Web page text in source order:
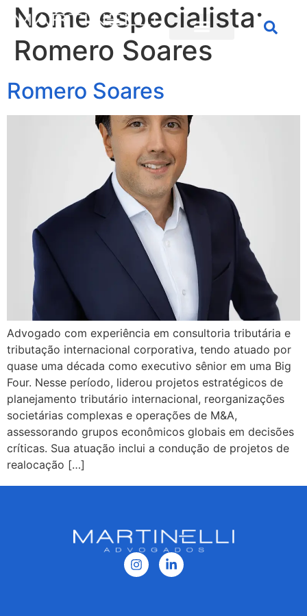
Nome especialista:
Romero Soares
Romero Soares
Advogado com experiência em consultoria tributária e
tributação internacional corporativa, tendo atuado por
quase uma década como executivo sênior em uma Big
Four. Nesse período, liderou projetos estratégicos de
planejamento tributário internacional, reorganizações
societárias complexas e operações de M&A,
assessorando grupos econômicos globais em decisões
críticas. Sua atuação inclui a condução de projetos de
realocação […]